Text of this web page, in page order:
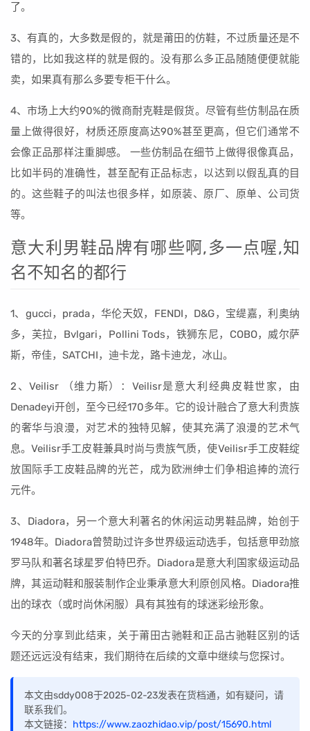
了。
3、有真的，大多数是假的，就是莆田的仿鞋，不过质量还是不
错的，比如我这样的就是假的。没有那么多正品随随便便就能
卖，如果真有那么多要专柜干什么。
4、市场上大约90%的微商耐克鞋是假货。尽管有些仿制品在质
量上做得很好，材质还原度高达90%甚至更高，但它们通常不
会像正品那样注重脚感。 一些仿制品在细节上做得很像真品，
比如半码的准确性，甚至配有正品标志，以达到以假乱真的目
的。这些鞋子的叫法也很多样，如原装、原厂、原单、公司货
等。
意大利男鞋品牌有哪些啊,多一点喔,知
名不知名的都行
1、gucci，prada，华伦天奴，FENDI，D&G，宝缇嘉，利奥纳
多，芙拉，Bvlgari，Pollini Tods，铁狮东尼，COBO，威尔萨
斯，帝佳，SATCHI，迪卡龙，路卡迪龙，冰山。
2、Veilisr （维力斯）：Veilisr是意大利经典皮鞋世家，由
Denadeyi开创，至今已经170多年。它的设计融合了意大利贵族
的奢华与浪漫，对艺术的独特见解，使其充满了浪漫的艺术气
息。Veilisr手工皮鞋兼具时尚与贵族气质，使Veilisr手工皮鞋绽
放国际手工皮鞋品牌的光芒，成为欧洲绅士们争相追捧的流行
元件。
3、Diadora，另一个意大利著名的休闲运动男鞋品牌，始创于
1948年。Diadora曾赞助过许多世界级运动选手，包括意甲劲旅
罗马队和著名球星罗伯特巴乔。Diadora是意大利国家级运动品
牌，其运动鞋和服装制作企业秉承意大利原创风格。Diadora推
出的球衣（或时尚休闲服）具有其独有的球迷彩绘形象。
今天的分享到此结束，关于莆田古驰鞋和正品古驰鞋区别的话
题还远远没有结束，我们期待在后续的文章中继续与您探讨。
本文由sddy008于2025-02-23发表在货档通，如有疑问，请
联系我们。
本文链接： https://www.zaozhidao.vip/post/15690.html